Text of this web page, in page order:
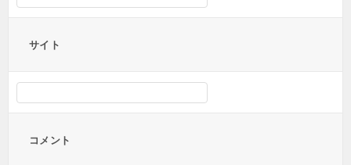
サイト
コメント